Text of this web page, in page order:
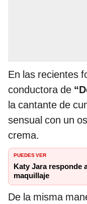
En las recientes
conductora de
la cantante de
sensual con un
crema.
PUEDES VER
Katy Jara responde
maquillaje
De la misma